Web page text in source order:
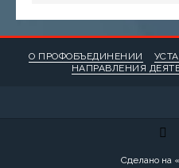
О ПРОФОБЪЕДИНЕНИИ
НАПРАВЛЕНИЯ
Сделано на «